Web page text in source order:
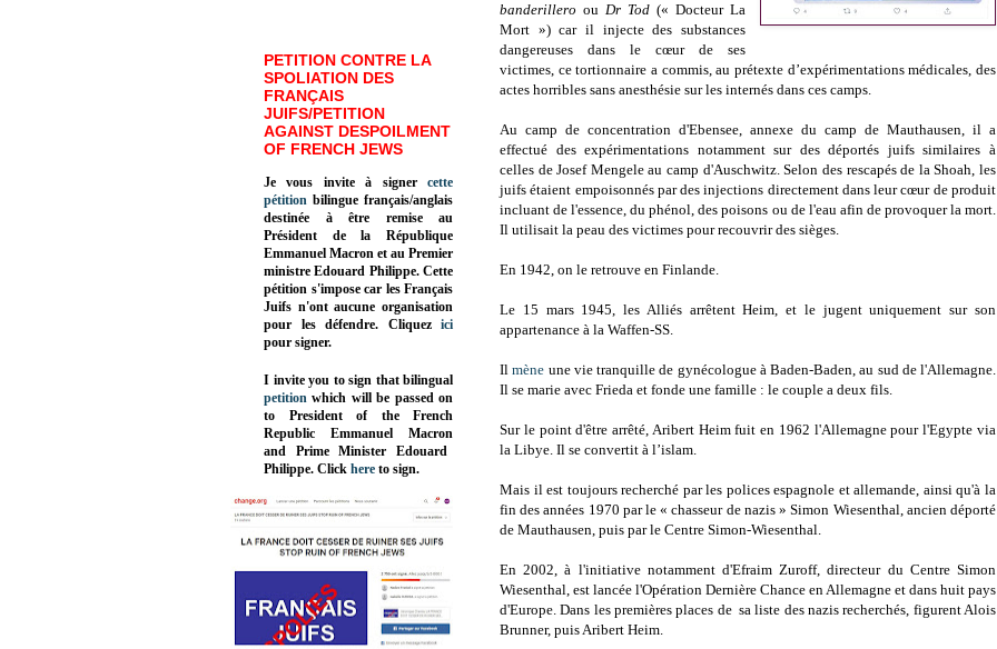
banderillero ou Dr Tod(« Docteur La
Mort ») car il injecte des substances
dangereuses dans le cœur de ses
victimes, ce tortionnaire a commis, au prétexte d’expérimentations médicales, des
actes horribles sans anesthésie sur les internés dans ces camps.
Au camp de concentration d'Ebensee, annexe du camp de Mauthausen, il a
effectué des expérimentations notamment sur des déportés juifs similaires à
celles de Josef Mengele au camp d'Auschwitz. Selon des rescapés de la Shoah, les
juifs étaient empoisonnés par des injections directement dans leur cœur de produit
incluant de l'essence, du phénol, des poisons ou de l'eau afin de provoquer la mort.
Il utilisait la peau des victimes pour recouvrir des sièges.
En 1942, on le retrouve en Finlande.
Le 15 mars 1945, les Alliés arrêtent Heim, et le jugent uniquement sur son
appartenance à la Waffen-SS.
Ilmène une vie tranquille de gynécologue à Baden-Baden, au sud de l'Allemagne.
Il se marie avec Frieda et fonde une famille : le couple a deux fils.
Sur le point d'être arrêté, Aribert Heim fuit en 1962 l'Allemagne pour l'Egypte via
la Libye. Il se convertit à l’islam.
Mais il est toujours recherché par les polices espagnole et allemande, ainsi qu'à la
fin des années 1970 par le « chasseur de nazis » Simon Wiesenthal, ancien déporté
de Mauthausen, puis par le Centre Simon-Wiesenthal.
En 2002, à l'initiative notamment d'Efraim Zuroff, directeur du Centre Simon
Wiesenthal, est lancée l'Opération Dernière Chance en Allemagne et dans huit pays
d'Europe. Dans les premières places de sa liste des nazis recherchés, figurent Alois
Brunner, puis Aribert Heim.
PETITION CONTRE LA
SPOLIATION DES
FRANÇAIS
JUIFS/PETITION
AGAINST DESPOILMENT
OF FRENCH JEWS
Je vous invite à signer cette
pétition bilingue français/anglais
destinée à être remise au
Président de la République
Emmanuel Macron et au Premier
ministre Edouard Philippe. Cette
pétition s'impose car les Français
Juifs n'ont aucune organisation
pour les défendre. Cliquez
ici
pour signer.
I invite you to sign that bilingual
petition which will be passed on
to President of the French
Republic Emmanuel Macron
and Prime Minister Edouard
Philippe. Click here to sign.